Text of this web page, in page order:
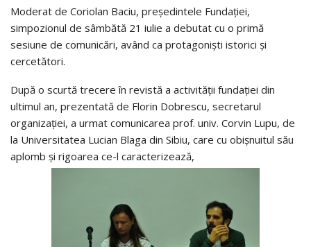
Moderat de Coriolan Baciu, președintele Fundației,
simpozionul de sâmbătă 21 iulie a debutat cu o primă
sesiune de comunicări, având ca protagoniști istorici și
cercetători.
După o scurtă trecere în revistă a activității fundației din
ultimul an, prezentată de Florin Dobrescu, secretarul
organizației, a urmat comunicarea prof. univ. Corvin Lupu, de
la Universitatea Lucian Blaga din Sibiu, care cu obișnuitul său
aplomb și rigoarea ce-l caracterizează,